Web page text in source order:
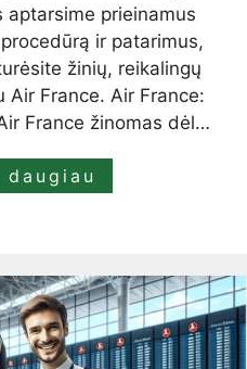
aptarsime prieinamus
ir patarimus,
žinių, reikalingų
Air France. Air France:
France žinomas dėl…